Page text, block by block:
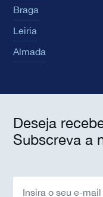
Braga
Leiria
Almada
Deseja
Subscreva a